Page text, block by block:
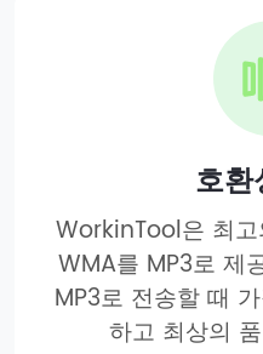
호
WorkinTool은 최
WMA를 MP3로 제
MP3로 전송할 때
하고 최상의